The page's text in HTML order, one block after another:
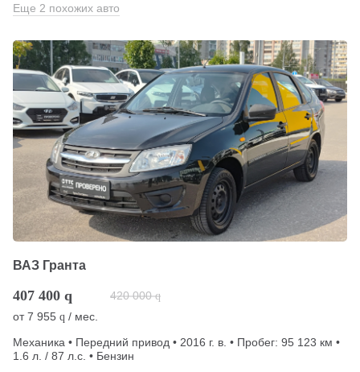
Еще 2 похожих авто
ВАЗ Гранта
407 400 q 420 000 q
от7 955 q / мес.
Механика • Передний привод • 2016 г. в. • Пробег: 95 123 км •
1.6 л. / 87 л.с. • Бензин